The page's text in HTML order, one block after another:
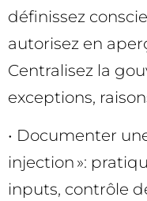
définissez
autorisez en
Centralisez la
exceptions,
• Documenter
injection »:
inputs, contrôle